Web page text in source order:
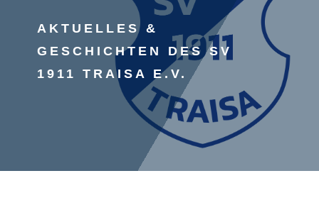
AKTUELLES &
GESCHICHTEN DES SV
1911 TRAISA E.V.